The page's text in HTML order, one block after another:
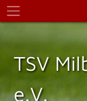
TSV
e.V.